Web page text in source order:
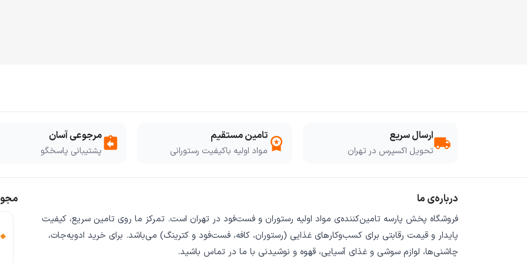
local_shippingارسال سریع
تحویل اکسپرس در تهران workspace_premium تامین مستقیم
مواد اولیه باکیفیت رستورانی assignment_returnمرجوعی آسان
پشتیبانی پاسخگو
درباره‌ی ما
فروشگاه پخش پارسه تامین‌کننده‌ی مواد اولیه رستوران و فست‌فود در تهران است. تمرکز ما روی تامین سریع، کیفیت
پایدار و قیمت رقابتی برای کسب‌وکارهای غذایی (رستوران، کافه، فست‌فود و کترینگ) می‌باشد. برای خرید ادویه‌جات،
چاشنی‌ها، لوازم سوشی و غذای آسیایی، قهوه و نوشیدنی با ما در تماس باشید.